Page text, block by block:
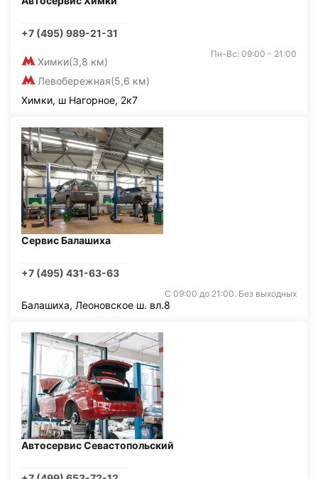
+7 (495) 989-21-31
Химки(3,8 км)
Левобережная(5,6 км)
Пн-Вс: 09:00 - 21:00
Химки, ш Нагорное, 2к7
Сервис Балашиха
+7 (495) 431-63-63
С 09:00 до 21:00. Без выходных
Балашиха, Леоновское ш. вл.8
Автосервис Севастопольский